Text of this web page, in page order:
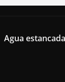
Agua